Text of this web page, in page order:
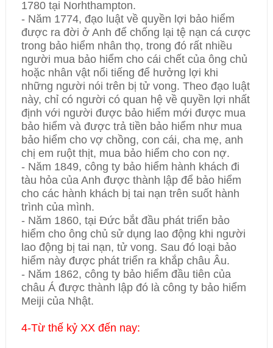
1780 tại Norhthampton.
- Năm 1774, đạo luật về quyền lợi bảo hiểm
được ra đời ở Anh để chống lại tệ nạn cá cược
trong bảo hiểm nhân thọ, trong đó rất nhiều
người mua bảo hiểm cho cái chết của ông chủ
hoặc nhân vật nổi tiếng để hưởng lợi khi
những người nói trên bị tử vong. Theo đạo luật
này, chỉ có người có quan hệ về quyền lợi nhất
định với người được bảo hiểm mới được mua
bảo hiểm và được trả tiền bảo hiểm như mua
bảo hiểm cho vợ chồng, con cái, cha mẹ, anh
chị em ruột thịt, mua bảo hiểm cho con nợ.
- Năm 1849, công ty bảo hiểm hành khách đi
tàu hỏa của Anh được thành lập để bảo hiểm
cho các hành khách bị tai nạn trên suốt hành
trình của mình.
- Năm 1860, tại Đức bắt đầu phát triển bảo
hiểm cho ông chủ sử dụng lao động khi người
lao động bị tai nạn, tử vong. Sau đó loại bảo
hiểm này được phát triển ra khắp châu Âu.
- Năm 1862, công ty bảo hiểm đầu tiên của
châu Á được thành lập đó là công ty bảo hiểm
Meiji của Nhật.
4-Từ thế kỷ XX đến nay: